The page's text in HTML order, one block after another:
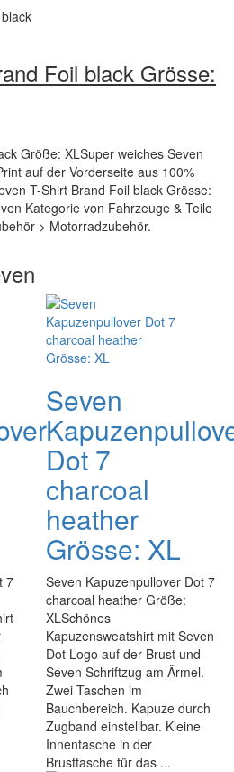
Foil black Grösse:
Größe: XLSuper weiches Seven
auf der Vorderseite aus 100%
T-Shirt Brand Foil black Grösse:
Kategorie von Fahrzeuge & Teile
> Motorradzubehör.
7
Seven
Dot 7
charcoal
heather
Grösse: XL
Seven Kapuzenpullover Dot 7
charcoal heather Größe:
XLSchönes
Kapuzensweatshirt mit Seven
Dot Logo auf der Brust und
Seven Schriftzug am Ärmel.
Zwei Taschen im
Bauchbereich. Kapuze durch
Zugband einstellbar. Kleine
Innentasche in der
Brusttasche für das ...